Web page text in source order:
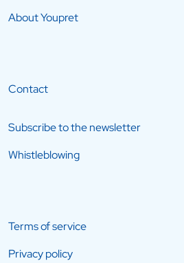
About Youpret
Contact
Subscribe to the newsletter
Whistleblowing
Terms of service
Privacy policy